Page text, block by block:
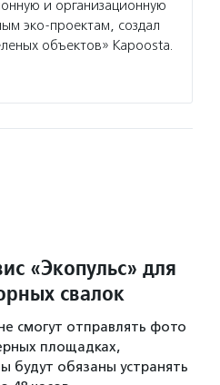
и организационную
эко-проектам, создал
объектов» Kapoosta.
«Экопульс» для
свалок
смогут отправлять фото
площадках,
будут обязаны устранять